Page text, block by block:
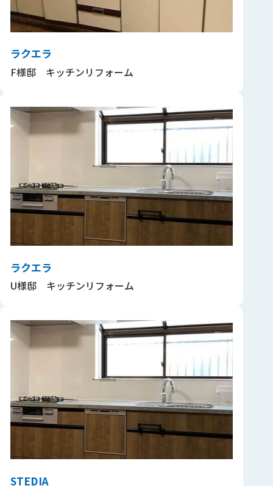
ラクエラ
F様邸 キッチンリフォーム
ラクエラ
U様邸 キッチンリフォーム
STEDIA